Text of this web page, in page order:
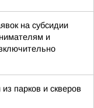
на субсидии
и
парков и скверов